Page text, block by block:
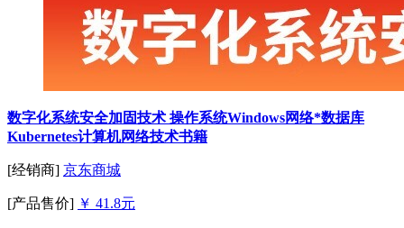
数字化系统安全加固技术 操作系统Windows网络*数据库
Kubernetes计算机网络技术书籍
[经销商] 京东商城
[产品售价] ￥ 41.8元